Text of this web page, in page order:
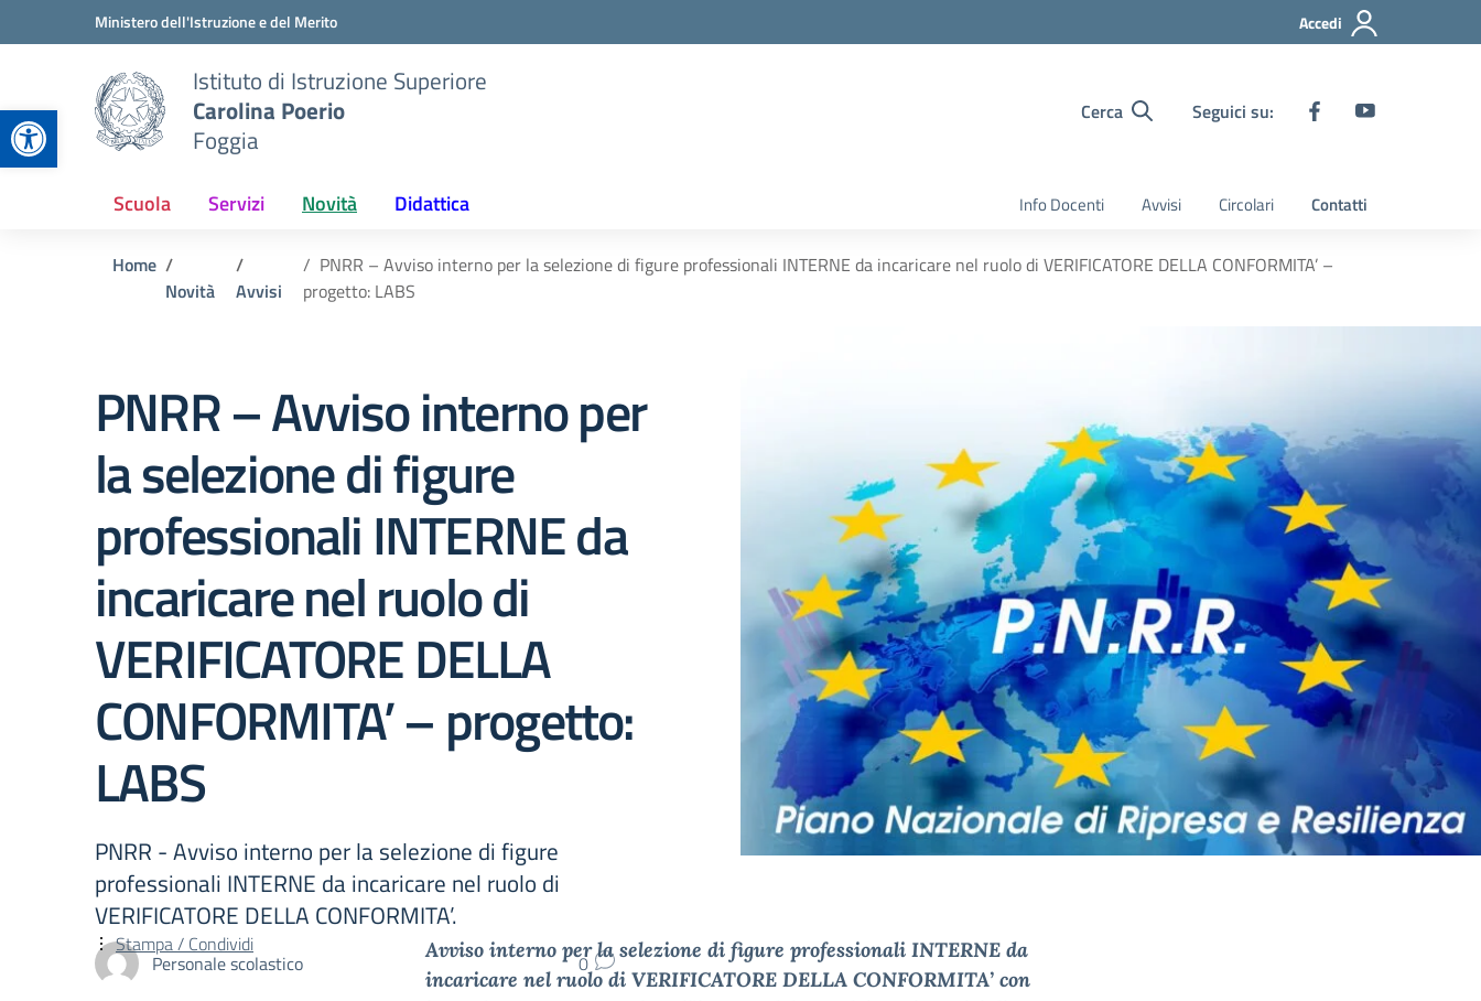
Apri la barra degli strumenti
Vai ai contenuti
Vai al menu di navigazioneMinistero dell'Istruzione e del Merito Accedi
Istituto di Istruzione Superiore
Carolina Poerio
Foggia
Cerca Seguici su:
Scuola Servizi Novità Didattica Info Docenti Avvisi Circolari Contatti
Home
Novità
Avvisi
PNRR – Avviso interno per la selezione di figure professionali INTERNE da incaricare nel ruolo di VERIFICATORE DELLA CONFORMITA’ –
progetto: LABS
PNRR – Avviso interno per
la selezione di figure
professionali INTERNE da
incaricare nel ruolo di
VERIFICATORE DELLA
CONFORMITA’ – progetto:
LABS
PNRR - Avviso interno per la selezione di figure
professionali INTERNE da incaricare nel ruolo di
VERIFICATORE DELLA CONFORMITA’.
Personale scolastico 0
Avviso interno per la selezione di figure professionali INTERNE da
incaricare nel ruolo di VERIFICATORE DELLA CONFORMITA’ con
Stampa / Condividi